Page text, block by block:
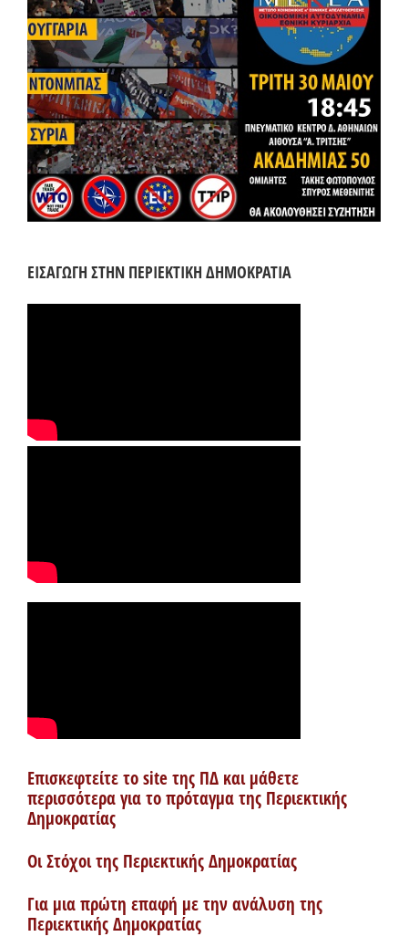
ΕΙΣΑΓΩΓΗ ΣΤΗΝ ΠΕΡΙΕΚΤΙΚΗ ΔΗΜΟΚΡΑΤΙΑ
Επισκεφτείτε το site της ΠΔ και μάθετε
περισσότερα για το πρόταγμα της Περιεκτικής
Δημοκρατίας
Οι Στόχοι της Περιεκτικής Δημοκρατίας
Για μια πρώτη επαφή με την ανάλυση της
Περιεκτικής Δημοκρατίας